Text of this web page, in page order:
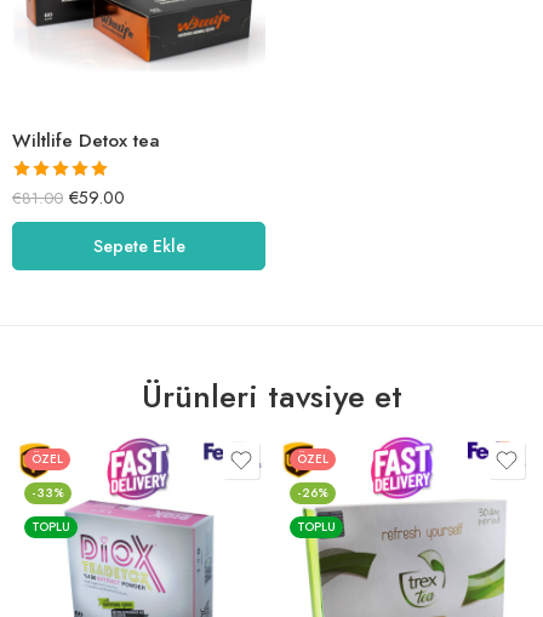
Wiltlife Detox tea
5 üzerinden
5.00oy aldı
€81.00 €59.00
Sepete Ekle
Ürünleri tavsiye et
ÖZEL
-33%
TOPLU
ÖZEL
-26%
TOPLU